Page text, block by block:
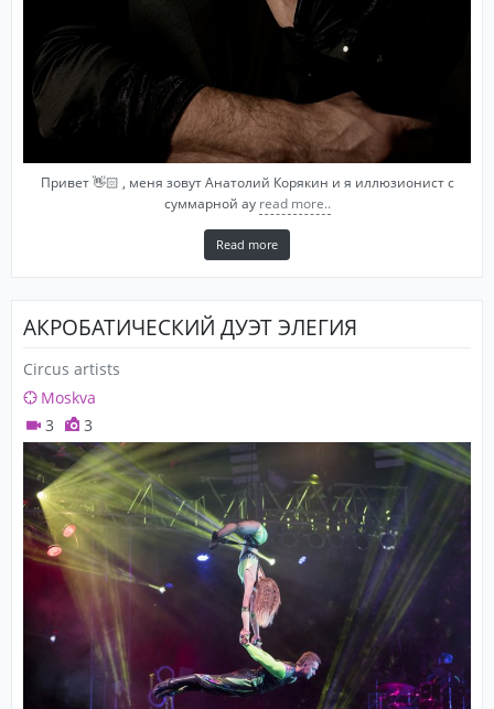
Привет 👋🏻 , меня зовут Анатолий Корякин и я иллюзионист с
суммарной ау read more..
Read more
АКРОБАТИЧЕСКИЙ ДУЭТ ЭЛЕГИЯ
Circus artists
Moskva
3
3